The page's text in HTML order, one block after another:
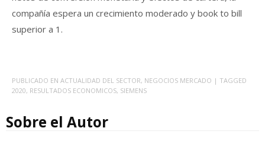
compañía espera un crecimiento moderado y book to bill
superior a 1.
PUBLICADO EN ACTUALIDAD DEL SECTOR, NEGOCIOS MERCADO | TAGGED
2020, RESULTADOS ECONOMICOS, SIEMENS
Sobre el Autor